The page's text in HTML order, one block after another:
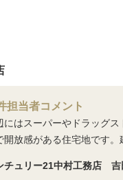
担当者コメント
にはスーパーやドラッグ
開放感がある住宅地です
チュリー21中村工務店